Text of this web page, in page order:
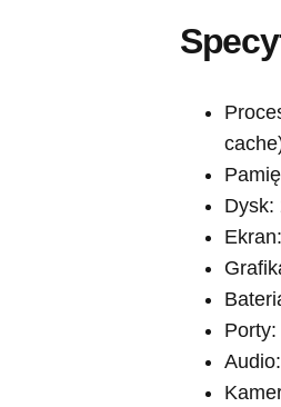
Dysk: